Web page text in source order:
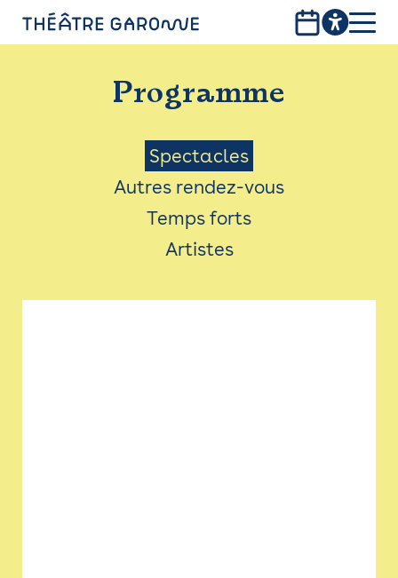
PROGRAMME
INFOS PRATIQUES
AVEC LES PUBLICS
ACCESSIBILITÉ
LES PRODUCTIONS
Programme
Menu
Saison
Spectacles
Autres rendez-vous
Temps forts
Artistes